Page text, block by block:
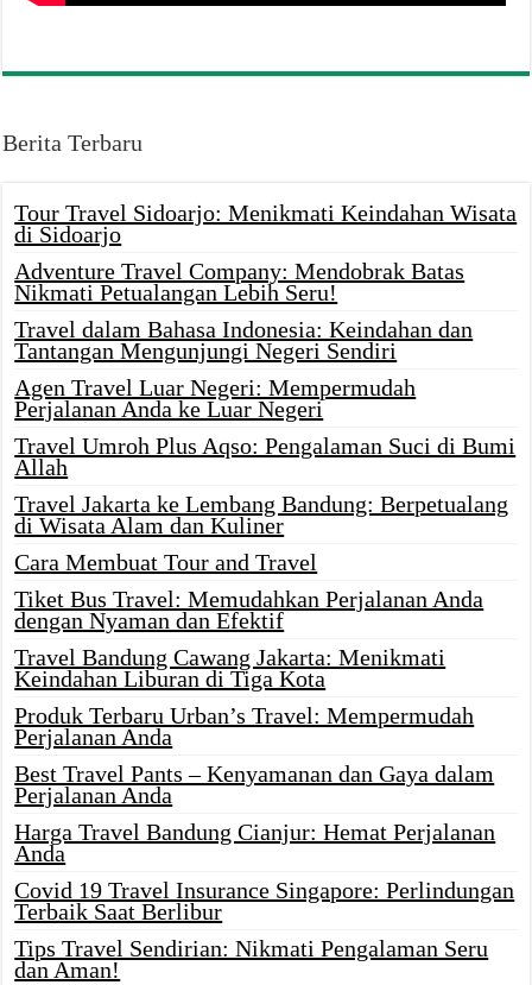
Berita Terbaru
Tour Travel Sidoarjo: Menikmati Keindahan Wisata
di Sidoarjo
Adventure Travel Company: Mendobrak Batas
Nikmati Petualangan Lebih Seru!
Travel dalam Bahasa Indonesia: Keindahan dan
Tantangan Mengunjungi Negeri Sendiri
Agen Travel Luar Negeri: Mempermudah
Perjalanan Anda ke Luar Negeri
Travel Umroh Plus Aqso: Pengalaman Suci di Bumi
Allah
Travel Jakarta ke Lembang Bandung: Berpetualang
di Wisata Alam dan Kuliner
Cara Membuat Tour and Travel
Tiket Bus Travel: Memudahkan Perjalanan Anda
dengan Nyaman dan Efektif
Travel Bandung Cawang Jakarta: Menikmati
Keindahan Liburan di Tiga Kota
Produk Terbaru Urban’s Travel: Mempermudah
Perjalanan Anda
Best Travel Pants – Kenyamanan dan Gaya dalam
Perjalanan Anda
Harga Travel Bandung Cianjur: Hemat Perjalanan
Anda
Covid 19 Travel Insurance Singapore: Perlindungan
Terbaik Saat Berlibur
Tips Travel Sendirian: Nikmati Pengalaman Seru
dan Aman!